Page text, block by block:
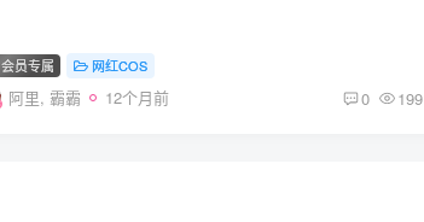
会员专属 网红COS
阿里, 霸霸 12个月前 0 199